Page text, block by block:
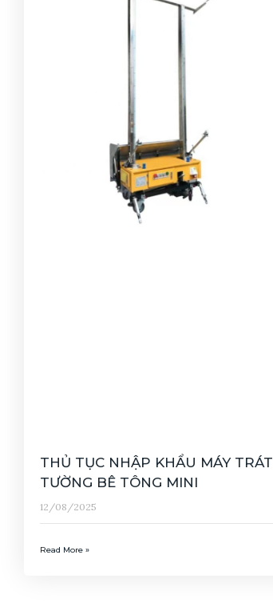
THỦ TỤC NHẬP KHẨU MÁY TRÁT
TƯỜNG BÊ TÔNG MINI
12/08/2025
Read More »